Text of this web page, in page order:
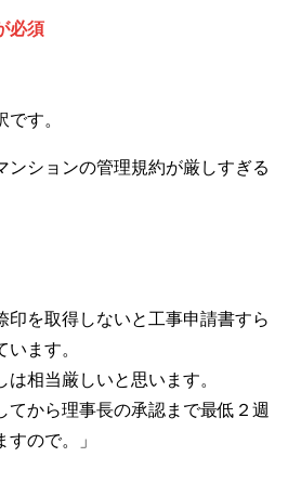
必須
す。
ンションの管理規約が厳しすぎる
印を取得しないと工事申請書すら
ます。
相当厳しいと思います。
てから理事長の承認まで最低２週
ので。」